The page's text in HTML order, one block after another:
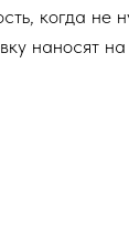
когда
наносят